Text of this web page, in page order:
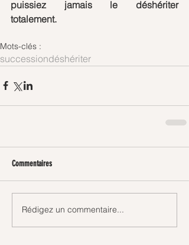
puissiez jamais le déshériter
totalement.
Mots-clés :
successiondéshériter
Commentaires
Rédigez un commentaire...